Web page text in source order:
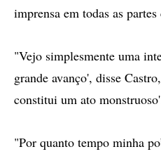
imprensa em todas as
"Vejo simplesmente uma
grande avanço', disse
constitui um ato
"Por quanto tempo minha